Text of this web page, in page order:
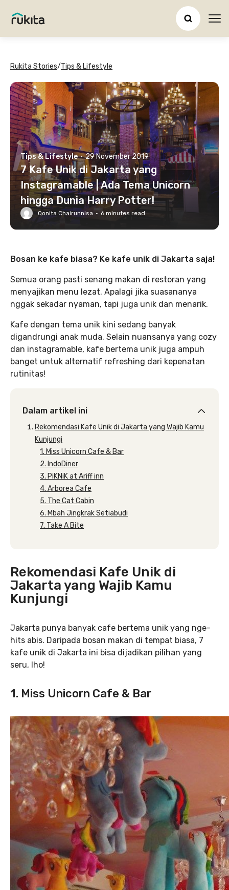
Rukita Stories/Tips & Lifestyle
Tips & Lifestyle · 29 November 2019
7 Kafe Unik di Jakarta yang
Instagramable | Ada Tema Unicorn
hingga Dunia Harry Potter!
Qonita Chairunnisa · 6 minutes read
Bosan ke kafe biasa? Ke kafe unik di Jakarta saja!
Semua orang pasti senang makan di restoran yang
menyajikan menu lezat. Apalagi jika suasananya
nggak sekadar nyaman, tapi juga unik dan menarik.
Kafe dengan tema unik kini sedang banyak
digandrungi anak muda. Selain nuansanya yang cozy
dan instagramable, kafe bertema unik juga ampuh
banget untuk alternatif refreshing dari kepenatan
rutinitas!
Dalam artikel ini
Rekomendasi Kafe Unik di Jakarta yang Wajib Kamu
Kunjungi
1. Miss Unicorn Cafe & Bar
2. IndoDiner
3. PiKNiK at Ariff inn
4. Arborea Cafe
5. The Cat Cabin
6. Mbah Jingkrak Setiabudi
7. Take A Bite
Rekomendasi Kafe Unik di
Jakarta yang Wajib Kamu
Kunjungi
Jakarta punya banyak cafe bertema unik yang nge-
hits abis. Daripada bosan makan di tempat biasa, 7
kafe unik di Jakarta ini bisa dijadikan pilihan yang
seru, lho!
1. Miss Unicorn Cafe & Bar